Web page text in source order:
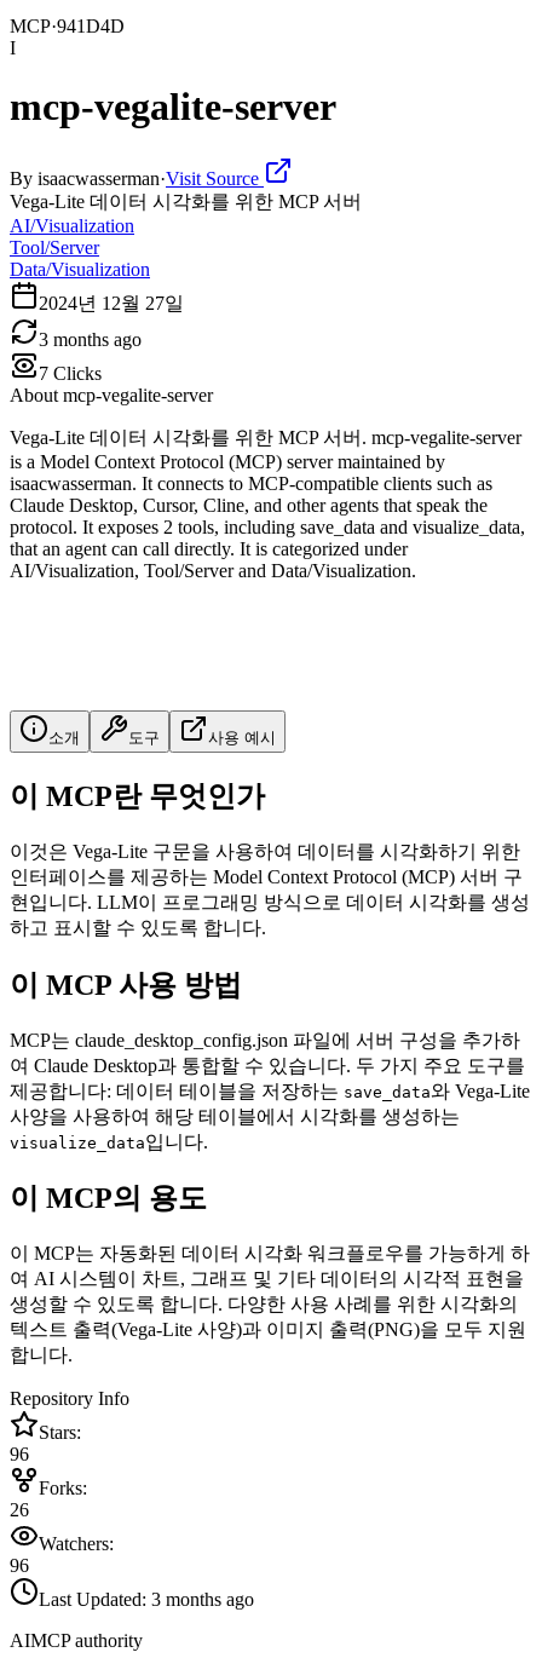
MCP·941D4D
I
mcp-vegalite-server
By isaacwasserman·Visit Source
Vega-Lite 데이터 시각화를 위한 MCP 서버
AI/Visualization
Tool/Server
Data/Visualization
2024년 12월 27일
3 months ago
7 Clicks
About mcp-vegalite-server
Vega-Lite 데이터 시각화를 위한 MCP 서버. mcp-vegalite-server
is a Model Context Protocol (MCP) server maintained by
isaacwasserman. It connects to MCP-compatible clients such as
Claude Desktop, Cursor, Cline, and other agents that speak the
protocol. It exposes 2 tools, including save_data and visualize_data,
that an agent can call directly. It is categorized under
AI/Visualization, Tool/Server and Data/Visualization.
소개 도구 사용 예시
이 MCP란 무엇인가
이것은 Vega-Lite 구문을 사용하여 데이터를 시각화하기 위한
인터페이스를 제공하는 Model Context Protocol (MCP) 서버 구
현입니다. LLM이 프로그래밍 방식으로 데이터 시각화를 생성
하고 표시할 수 있도록 합니다.
이 MCP 사용 방법
MCP는 claude_desktop_config.json 파일에 서버 구성을 추가하
여 Claude Desktop과 통합할 수 있습니다. 두 가지 주요 도구를
제공합니다: 데이터 테이블을 저장하는 save_data와 Vega-Lite
사양을 사용하여 해당 테이블에서 시각화를 생성하는
visualize_data입니다.
이 MCP의 용도
이 MCP는 자동화된 데이터 시각화 워크플로우를 가능하게 하
여 AI 시스템이 차트, 그래프 및 기타 데이터의 시각적 표현을
생성할 수 있도록 합니다. 다양한 사용 사례를 위한 시각화의
텍스트 출력(Vega-Lite 사양)과 이미지 출력(PNG)을 모두 지원
합니다.
Repository Info
Stars:
96
Forks:
26
Watchers:
96
Last Updated: 3 months ago
AIMCP authority